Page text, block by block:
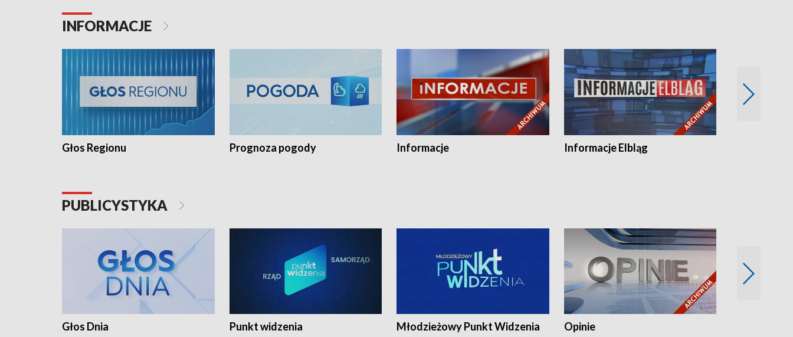
INFORMACJE
Głos Regionu Prognoza pogody Informacje Informacje Elbląg
PUBLICYSTYKA
Głos Dnia Punkt widzenia Młodzieżowy Punkt Widzenia Opinie